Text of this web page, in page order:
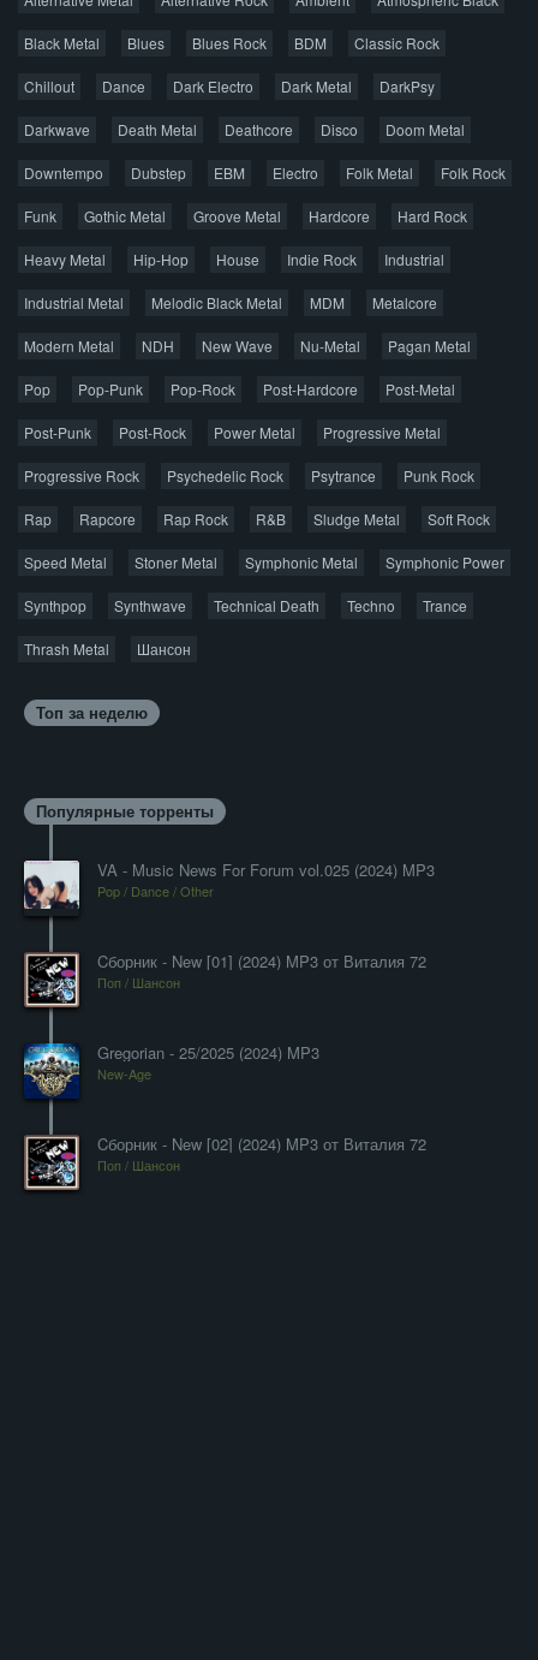
Black Metal Blues Blues Rock BDM Classic Rock
Chillout Dance Dark Electro Dark Metal DarkPsy
Darkwave Death Metal Deathcore Disco Doom Metal
Downtempo Dubstep EBM Electro Folk Metal Folk Rock
Funk Gothic Metal Groove Metal Hardcore Hard Rock
Heavy Metal Hip-Hop House Indie Rock Industrial
Industrial Metal Melodic Black Metal MDM Metalcore
Modern Metal NDH New Wave Nu-Metal Pagan Metal
Pop Pop-Punk Pop-Rock Post-Hardcore Post-Metal
Post-Punk Post-Rock Power Metal Progressive Metal
Progressive Rock Psychedelic Rock Psytrance Punk Rock
Rap Rapcore Rap Rock R&B Sludge Metal Soft Rock
Speed Metal Stoner Metal Symphonic Metal Symphonic Power
Synthpop Synthwave Technical Death Techno Trance
Thrash Metal Шансон
Топ за неделю
Популярные торренты
VA - Music News For Forum vol.025 (2024) MP3
Pop / Dance / Other
Cборник - New [01] (2024) MP3 от Виталия 72
Поп / Шансон
Gregorian - 25/2025 (2024) MP3
New-Age
Cборник - New [02] (2024) MP3 от Виталия 72
Поп / Шансон
Новые раздачи
Популярное за сутки
Главная Поиск по сайту
Карта сайта
Джаз
Метал Поп Рэп Рок Шансон
Весь материал выложен для ознакомления, после
лицензионную копию.